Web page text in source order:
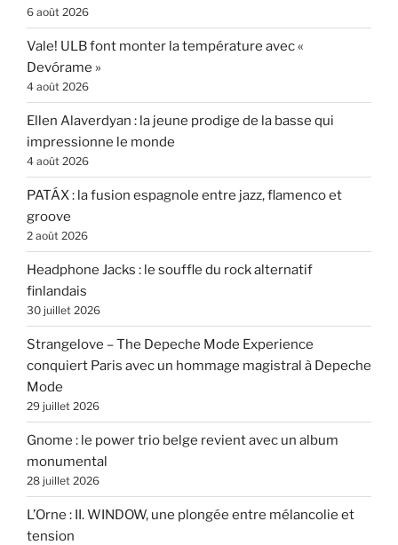
6 août 2026
Vale! ULB font monter la température avec «
Devórame »
4 août 2026
Ellen Alaverdyan : la jeune prodige de la basse qui
impressionne le monde
4 août 2026
PATÁX : la fusion espagnole entre jazz, flamenco et
groove
2 août 2026
Headphone Jacks : le souffle du rock alternatif
finlandais
30 juillet 2026
Strangelove – The Depeche Mode Experience
conquiert Paris avec un hommage magistral à Depeche
Mode
29 juillet 2026
Gnome : le power trio belge revient avec un album
monumental
28 juillet 2026
L’Orne : II. WINDOW, une plongée entre mélancolie et
tension